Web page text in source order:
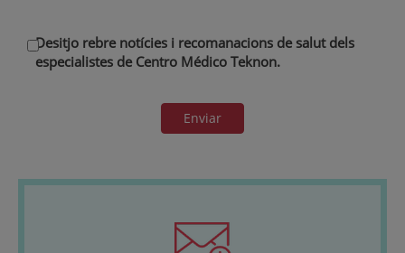
Desitjo rebre notícies i recomanacions de salut dels
especialistes de Centro Médico Teknon.
Enviar